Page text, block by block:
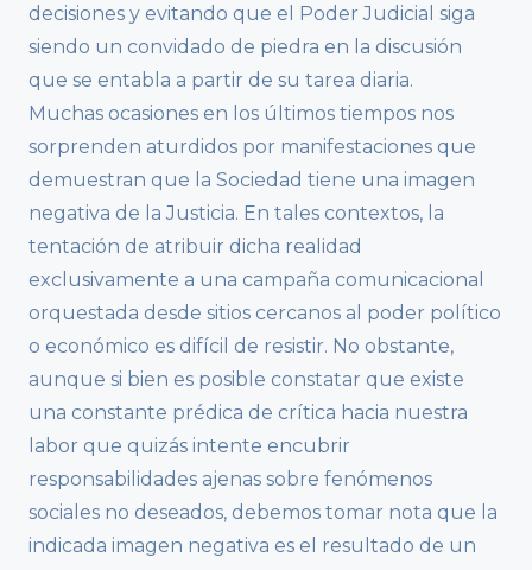
decisiones y evitando que el Poder Judicial siga
siendo un convidado de piedra en la discusión
que se entabla a partir de su tarea diaria.
Muchas ocasiones en los últimos tiempos nos
sorprenden aturdidos por manifestaciones que
demuestran que la Sociedad tiene una imagen
negativa de la Justicia. En tales contextos, la
tentación de atribuir dicha realidad
exclusivamente a una campaña comunicacional
orquestada desde sitios cercanos al poder político
o económico es difícil de resistir. No obstante,
aunque si bien es posible constatar que existe
una constante prédica de crítica hacia nuestra
labor que quizás intente encubrir
responsabilidades ajenas sobre fenómenos
sociales no deseados, debemos tomar nota que la
indicada imagen negativa es el resultado de un